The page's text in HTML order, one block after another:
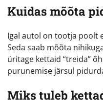
Kuidas mõõta
Igal autol on tootja poolt
Seda saab mõõta
üritage kettaid “treida”
purunemise järsul
Miks tuleb